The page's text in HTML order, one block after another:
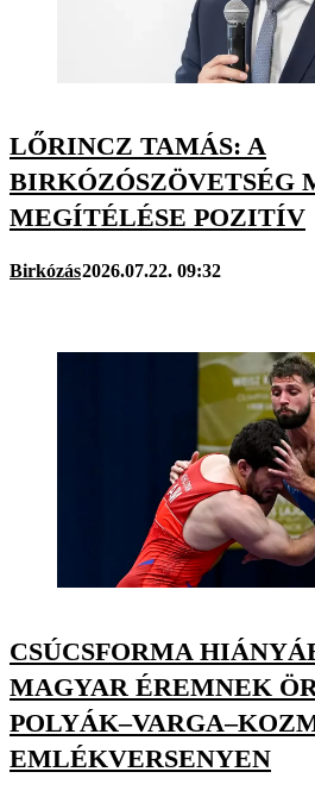
LŐRINCZ TAMÁS: A
BIRKÓZÓSZÖVETSÉG
MEGÍTÉLÉSE POZITÍV
Birkózás2026.07.22. 09:32
CSÚCSFORMA
MAGYAR ÉREMNEK
EMLÉKVERSENYEN